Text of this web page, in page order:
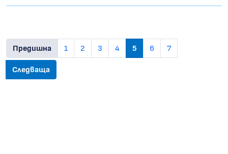
Предишна 1 2 3 4 5 6 7
Следваща